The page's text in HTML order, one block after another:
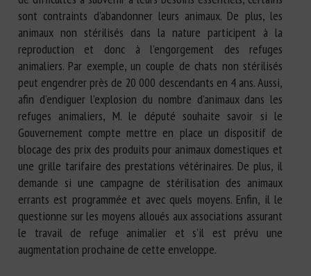
sont contraints d’abandonner leurs animaux. De plus, les
animaux non stérilisés dans la nature participent à la
reproduction et donc à l’engorgement des refuges
animaliers. Par exemple, un couple de chats non stérilisés
peut engendrer près de 20 000 descendants en 4 ans. Aussi,
afin d’endiguer l’explosion du nombre d’animaux dans les
refuges animaliers, M. le député souhaite savoir si le
Gouvernement compte mettre en place un dispositif de
blocage des prix des produits pour animaux domestiques et
une grille tarifaire des prestations vétérinaires. De plus, il
demande si une campagne de stérilisation des animaux
errants est programmée et avec quels moyens. Enfin, il le
questionne sur les moyens alloués aux associations assurant
le travail de refuge animalier et s’il est prévu une
augmentation prochaine de cette enveloppe.